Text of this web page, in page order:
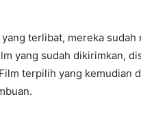
terlibat, mereka
yang sudah dikirimkan,
terpilih yang kemudian